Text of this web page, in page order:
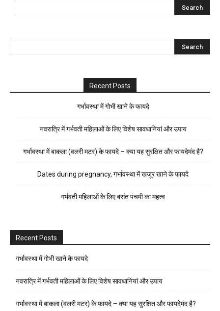
Recent Posts
गर्भावस्था में गोभी खाने के फायदे
नवरात्रि में गर्भवती महिलाओं के लिए विशेष सावधानियां और उपाय
गर्भावस्था में बाकला (वलरी मटर) के फायदे – क्या यह सुरक्षित और फायदेमंद है?
Dates during pregnancy, गर्भावस्था में खजूर खाने के फायदे
गर्भवती महिलाओं के लिए बसंत पंचमी का महत्व
Recent Posts
गर्भावस्था में गोभी खाने के फायदे
नवरात्रि में गर्भवती महिलाओं के लिए विशेष सावधानियां और उपाय
गर्भावस्था में बाकला (वलरी मटर) के फायदे – क्या यह सुरक्षित और फायदेमंद है?